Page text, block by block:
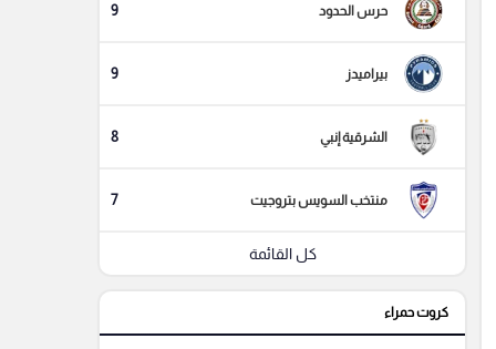
حرس الحدود 9
بيراميدز 9
الشرقية إنبي 8
منتخب السويس بتروجيت 7
كل القائمة
كروت حمراء